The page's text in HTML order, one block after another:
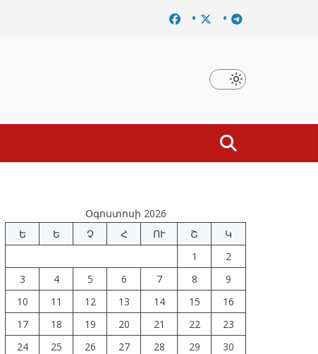
Նախկին բարձրաստիճան պաշտոնյաներ են
Օգոստոսի 2026
Ե
Ե Չ Հ ՈՒ Շ
Կ
1
2
3
4 5 6 7 8
9
10
11 12 13 14 15
16
17
18 19 20 21 22
23
24
25 26 27 28 29
30